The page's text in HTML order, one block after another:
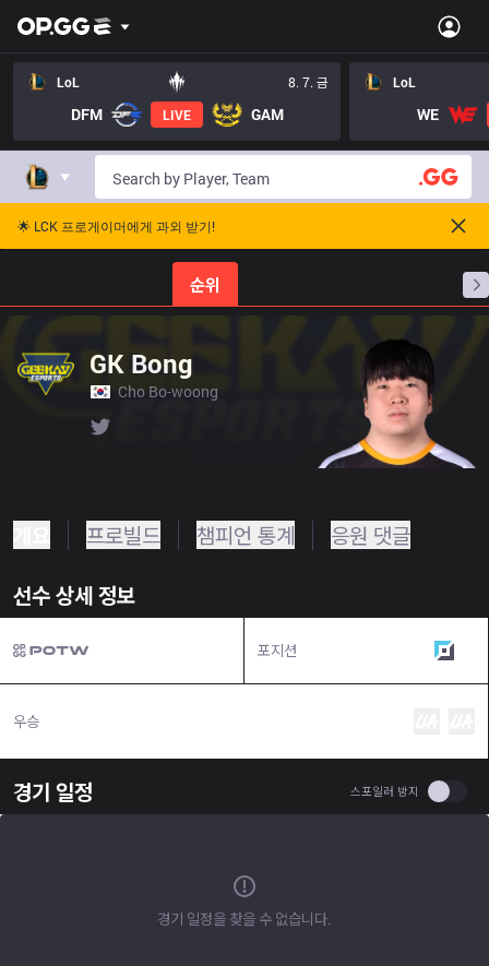
LoL 8. 7. 금
DFM LIVE GAM
LoL
WE
🌟 LCK 프로게이머에게 과외 받기!
순위 프로빌
GK Bong
Cho Bo-woong
프로빌드 챔피언 통계 응원 댓글
선수 상세 정보
포지션
우승
경기 일정 스포일러 방지 Use
경기 일정을 찾을 수 없습니다.